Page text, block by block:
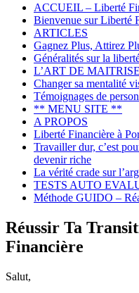
ACCUEIL – Liberté
Bienvenue sur Liberté
ARTICLES
Gagnez Plus, Attirez
Généralités sur la
L’ART DE
Changer sa mentalité
Témoignages de
** MENU SITE **
A PROPOS
Liberté Financière à
Travailler dur, c’est
devenir riche
La vérité crade sur
TESTS AUTO
Méthode GUIDO –
Réussir Ta
Financière
Salut,